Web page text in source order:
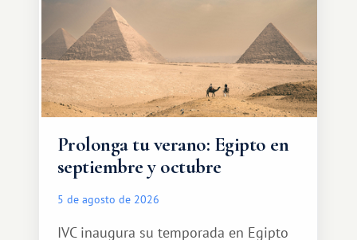
Prolonga tu verano: Egipto en
septiembre y octubre
5 de agosto de 2026
IVC inaugura su temporada en Egipto